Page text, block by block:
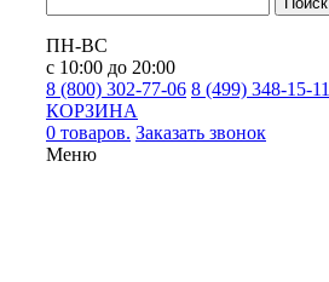
ПН-ВС
с 10:00 до 20:00
8 (800) 302-77-06 8 (499) 348-15-11
КОРЗИНА
0 товаров. Заказать звонок
Меню